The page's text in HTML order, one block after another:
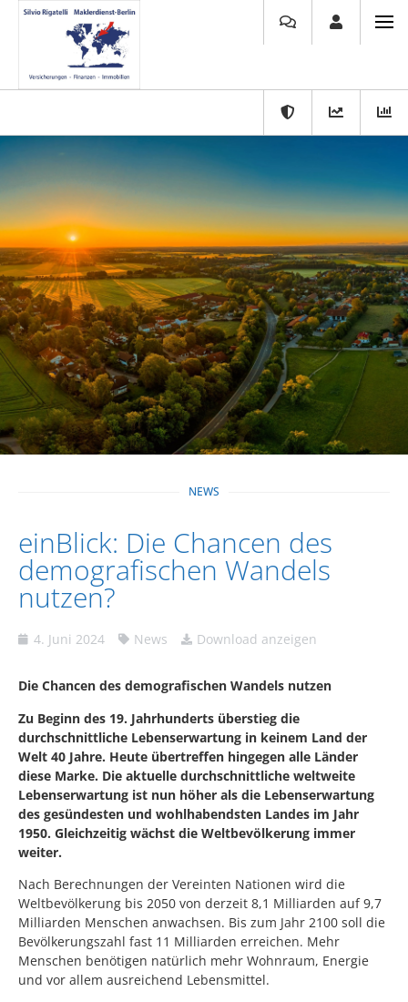
NEWS
einBlick: Die Chancen des
demografischen Wandels
nutzen?
4. Juni 2024 News Download anzeigen
Die Chancen des demografischen Wandels nutzen
Zu Beginn des 19. Jahrhunderts überstieg die
durchschnittliche Lebenserwartung in keinem Land der
Welt 40 Jahre. Heute übertreffen hingegen alle Länder
diese Marke. Die aktuelle durchschnittliche weltweite
Lebenserwartung ist nun höher als die Lebenserwartung
des gesündesten und wohlhabendsten Landes im Jahr
1950. Gleichzeitig wächst die Weltbevölkerung immer
weiter.
Nach Berechnungen der Vereinten Nationen wird die
Weltbevölkerung bis 2050 von derzeit 8,1 Milliarden auf 9,7
Milliarden Menschen anwachsen. Bis zum Jahr 2100 soll die
Bevölkerungszahl fast 11 Milliarden erreichen. Mehr
Menschen benötigen natürlich mehr Wohnraum, Energie
und vor allem ausreichend Lebensmittel.